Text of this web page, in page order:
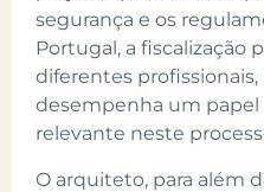
segurança e os
Portugal, a fiscalização
diferentes
desempenha um
relevante neste
O arquiteto, para além